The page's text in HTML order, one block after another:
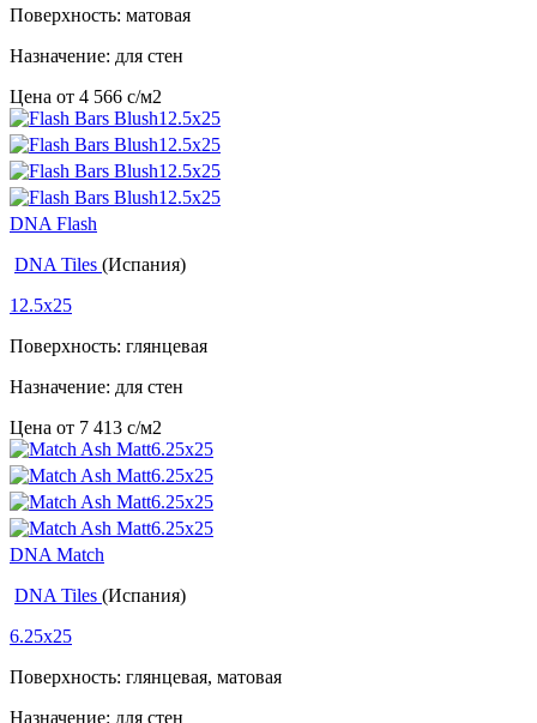
Поверхность: матовая
Назначение: для стен
Цена от 4 566 c/м2
DNA Flash
DNA Tiles (Испания)
12.5x25
Поверхность: глянцевая
Назначение: для стен
Цена от 7 413 c/м2
DNA Match
DNA Tiles (Испания)
6.25x25
Поверхность: глянцевая, матовая
Назначение: для стен